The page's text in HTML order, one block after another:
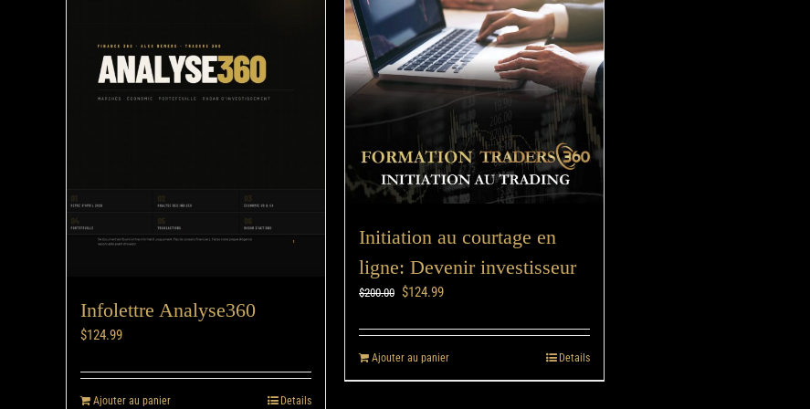
Infolettre Analyse360
$124.99
Ajouter au panier Details
Initiation au courtage en
ligne: Devenir investisseur
$200.00 $124.99
Ajouter au panier Details